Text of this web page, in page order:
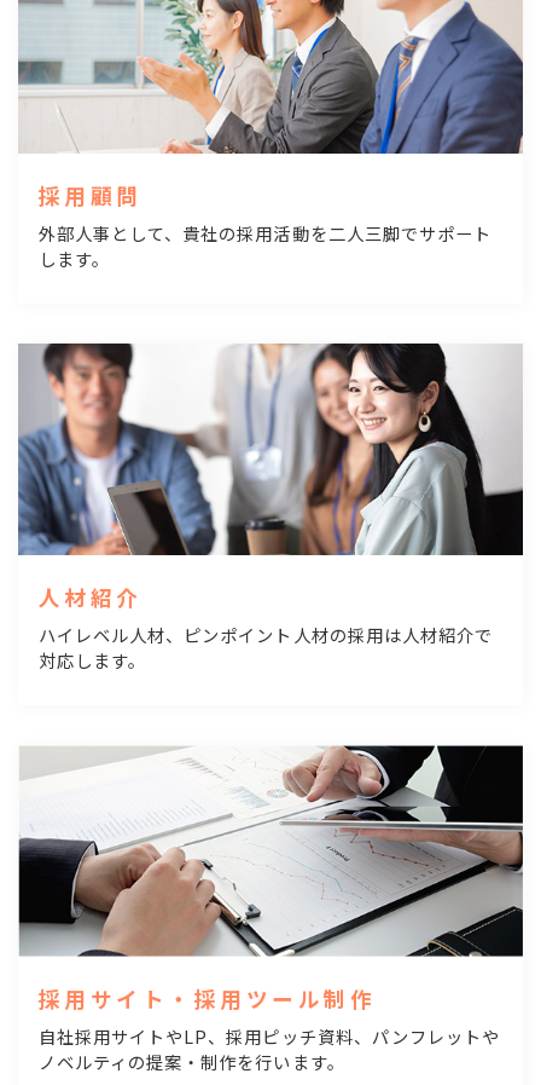
採用顧問
外部人事として、貴社の採用活動を二人三脚でサポート
します。
人材紹介
ハイレベル人材、ピンポイント人材の採用は人材紹介で
対応します。
採用サイト・採用ツール制作
自社採用サイトやLP、採用ピッチ資料、パンフレットや
ノベルティの提案・制作を行います。